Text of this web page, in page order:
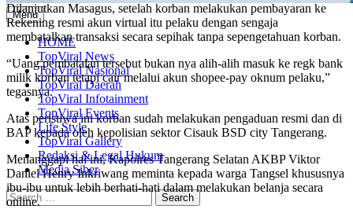
Menu
HOME
TopViral News
TopViral Nasional
TopViral Daerah
TopViral Infotainment
TopViral Events
Life Style
TopViral Gallery
Redaksi & Legal Hukum
Media Siber
Dilanjutkan Masagus, setelah korban melakukan pembayaran ke
Rekening resmi akun virtual itu pelaku dengan sengaja
membatalkan transaksi secara sepihak tanpa sepengetahuan korban.
“Uang pembatalan tersebut bukan nya alih-alih masuk ke regk bank
milik korban tetapi cair melalui akun shopee-pay oknum pelaku,”
tegasnya.
Atas peristiwa ini korban sudah melakukan pengaduan resmi dan di
BAP kepada oleh kepolisian sektor Cisauk BSD city Tangerang.
Menanggapi hal ini, Kapolres Tangerang Selatan AKBP Viktor
Daniel Henry Inkriwang meminta kepada warga Tangsel khususnya
ibu-ibu untuk lebih berhati-hati dalam melakukan belanja secara
online.